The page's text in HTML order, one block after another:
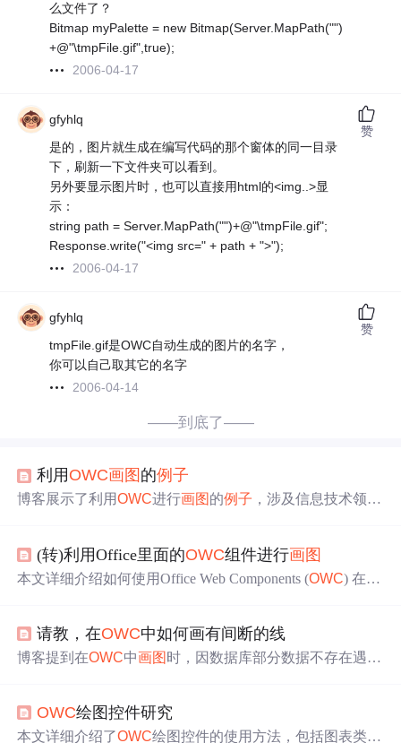
么文件了？
Bitmap myPalette = new Bitmap(Server.MapPath("")
+@"\tmpFile.gif",true);
2006-04-17
gfyhlq
是的，图片就生成在编写代码的那个窗体的同一目录
下，刷新一下文件夹可以看到。
另外要显示图片时，也可以直接用html的<img..>显
示：
string path = Server.MapPath("")+@"\tmpFile.gif";
Response.write("<img src=" + path + ">");
2006-04-17
赞
gfyhlq
tmpFile.gif是OWC自动生成的图片的名字，
你可以自己取其它的名字
2006-04-14
赞
——到底了——
利用 OWC画图 的例子
博客展示了利用OWC进行画图 的例子 ，涉及信息技术领域
(转)利用Office里面的OWC组件进行画图
本文详细介绍如何使用Office Web Components (OWC) 在A
换为图表的过程。
请教，在OWC中如何画有间断的线
博客提到在OWC中画图 时，因数据库部分数据不存在遇到
中如何实现。
OWC绘图控件研究
本文详细介绍了OWC绘图控件的使用方法，包括图表类